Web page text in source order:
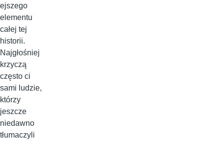
ejszego
elementu
całej tej
historii.
Najgłośniej
krzyczą
często ci
sami ludzie,
którzy
jeszcze
niedawno
tłumaczyli